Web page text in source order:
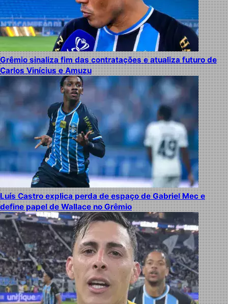
Grêmio sinaliza fim das contratações e atualiza futuro de
Carlos Vinícius e Amuzu
Luís Castro explica perda de espaço de Gabriel Mec e
define papel de Wallace no Grêmio